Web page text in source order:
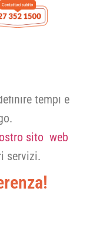
tempi e
sito web
servizi.